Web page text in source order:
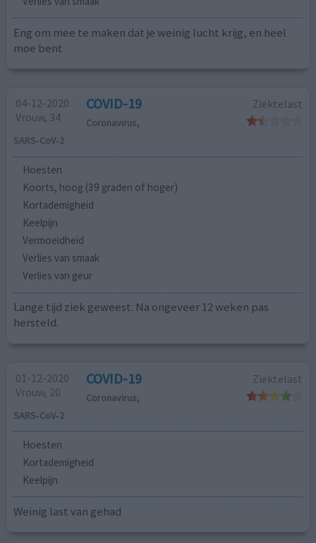
Eng om mee te maken dat je weinig lucht krijg, en heel
moe bent
04-12-2020
Vrouw, 34
Ziektelast
COVID-19
Coronavirus,
SARS‑CoV‑2
Hoesten
Koorts, hoog (39 graden of hoger)
Kortademigheid
Keelpijn
Vermoeidheid
Verlies van smaak
Verlies van geur
Lange tijd ziek geweest. Na ongeveer 12 weken pas
hersteld.
01-12-2020
Vrouw, 20
Ziektelast
COVID-19
Coronavirus,
SARS‑CoV‑2
Hoesten
Kortademigheid
Keelpijn
Weinig last van gehad